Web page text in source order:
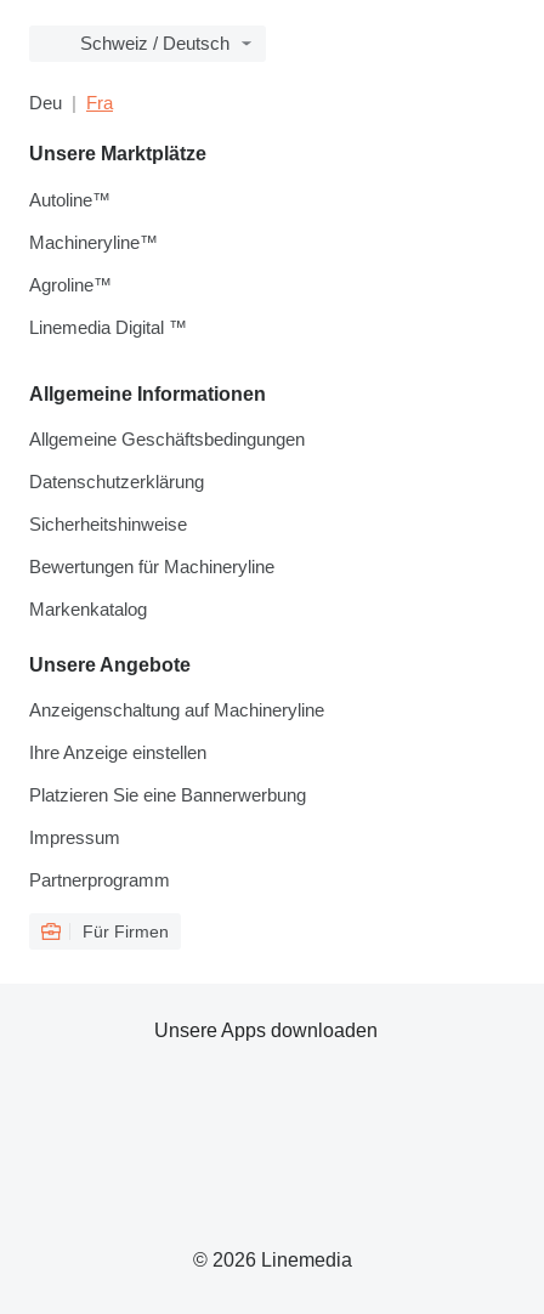
Schweiz / Deutsch
Deu Fra
Allgemeine Informationen
Allgemeine Geschäftsbedingungen
Datenschutzerklärung
Sicherheitshinweise
Bewertungen für Machineryline
Markenkatalog
Unsere Angebote
Anzeigenschaltung auf Machineryline
Ihre Anzeige einstellen
Platzieren Sie eine Bannerwerbung
Impressum
Partnerprogramm
Für Firmen
Unsere Marktplätze
Autoline™
Machineryline™
Agroline™
Linemedia Digital ™
© 2026 Linemedia
Unsere Apps downloaden